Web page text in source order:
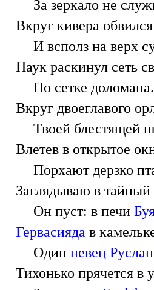
За зеркало не
Вкруг кивера
И всполз на верх
Паук раскинул сеть
По сетке доломана.
Вкруг двоеглавого
Твоей блестящей
Влетев в открытое
Порхают дерзко
Заглядываю в
Он пуст: в печи
Гервасияда в
Один певец
Тихонько прячется в